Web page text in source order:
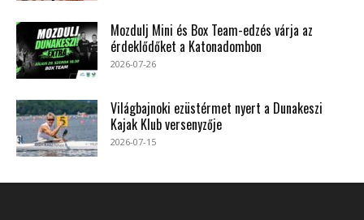
Mozdulj Mini és Box Team-edzés várja az
érdeklődőket a Katonadombon
2026-07-26
Világbajnoki ezüstérmet nyert a Dunakeszi
Kajak Klub versenyzője
2026-07-15